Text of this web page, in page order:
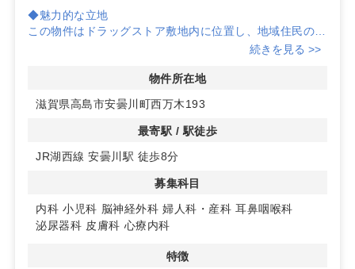
◆魅力的な立地
この物件はドラッグストア敷地内に位置し、地域住民の日
常の動線に組み込まれています。クリニック開業には最適
自由度の高い建築プランが可能で、クリニックのニーズに
合わせた空間設計が行えます。医療機関としての理想的な
共有駐車場は80台以上の収容が可能で、患者様にとって
も通いやすいアクセスを提供します。詳細はお問い合わせ
ください。
続きを見る >>
物件所在地
滋賀県高島市安曇川町西万木193
最寄駅 / 駅徒歩
JR湖西線 安曇川駅 徒歩8分
募集科目
内科 小児科 脳神経外科 婦人科・産科 耳鼻咽喉科
泌尿器科 皮膚科 心療内科
特徴